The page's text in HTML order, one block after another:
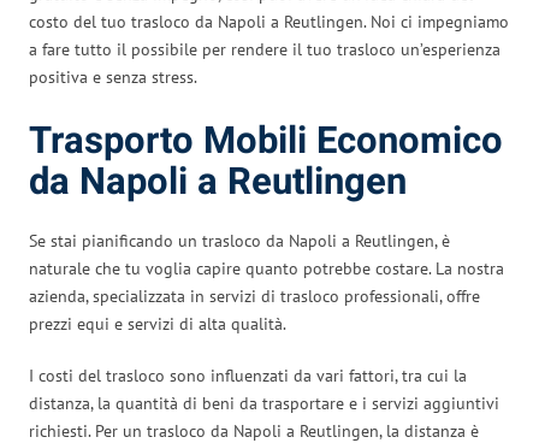
costo del tuo trasloco da Napoli a Reutlingen. Noi ci impegniamo
a fare tutto il possibile per rendere il tuo trasloco un’esperienza
positiva e senza stress.
Trasporto Mobili Economico
da Napoli a Reutlingen
Se stai pianificando un trasloco da Napoli a Reutlingen, è
naturale che tu voglia capire quanto potrebbe costare. La nostra
azienda, specializzata in servizi di trasloco professionali, offre
prezzi equi e servizi di alta qualità.
I costi del trasloco sono influenzati da vari fattori, tra cui la
distanza, la quantità di beni da trasportare e i servizi aggiuntivi
richiesti. Per un trasloco da Napoli a Reutlingen, la distanza è